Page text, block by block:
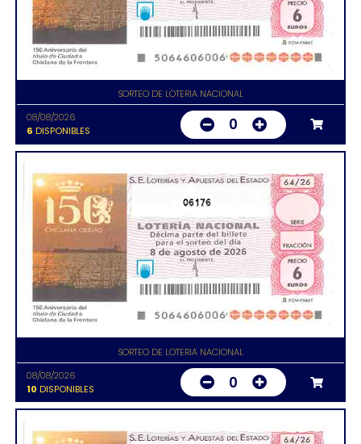
SORTEO DE LOTERIA NACIONAL
08/08/2026
6 DISPONIBLES 0
06176
SORTEO DE LOTERIA NACIONAL
08/08/2026
10 DISPONIBLES 0